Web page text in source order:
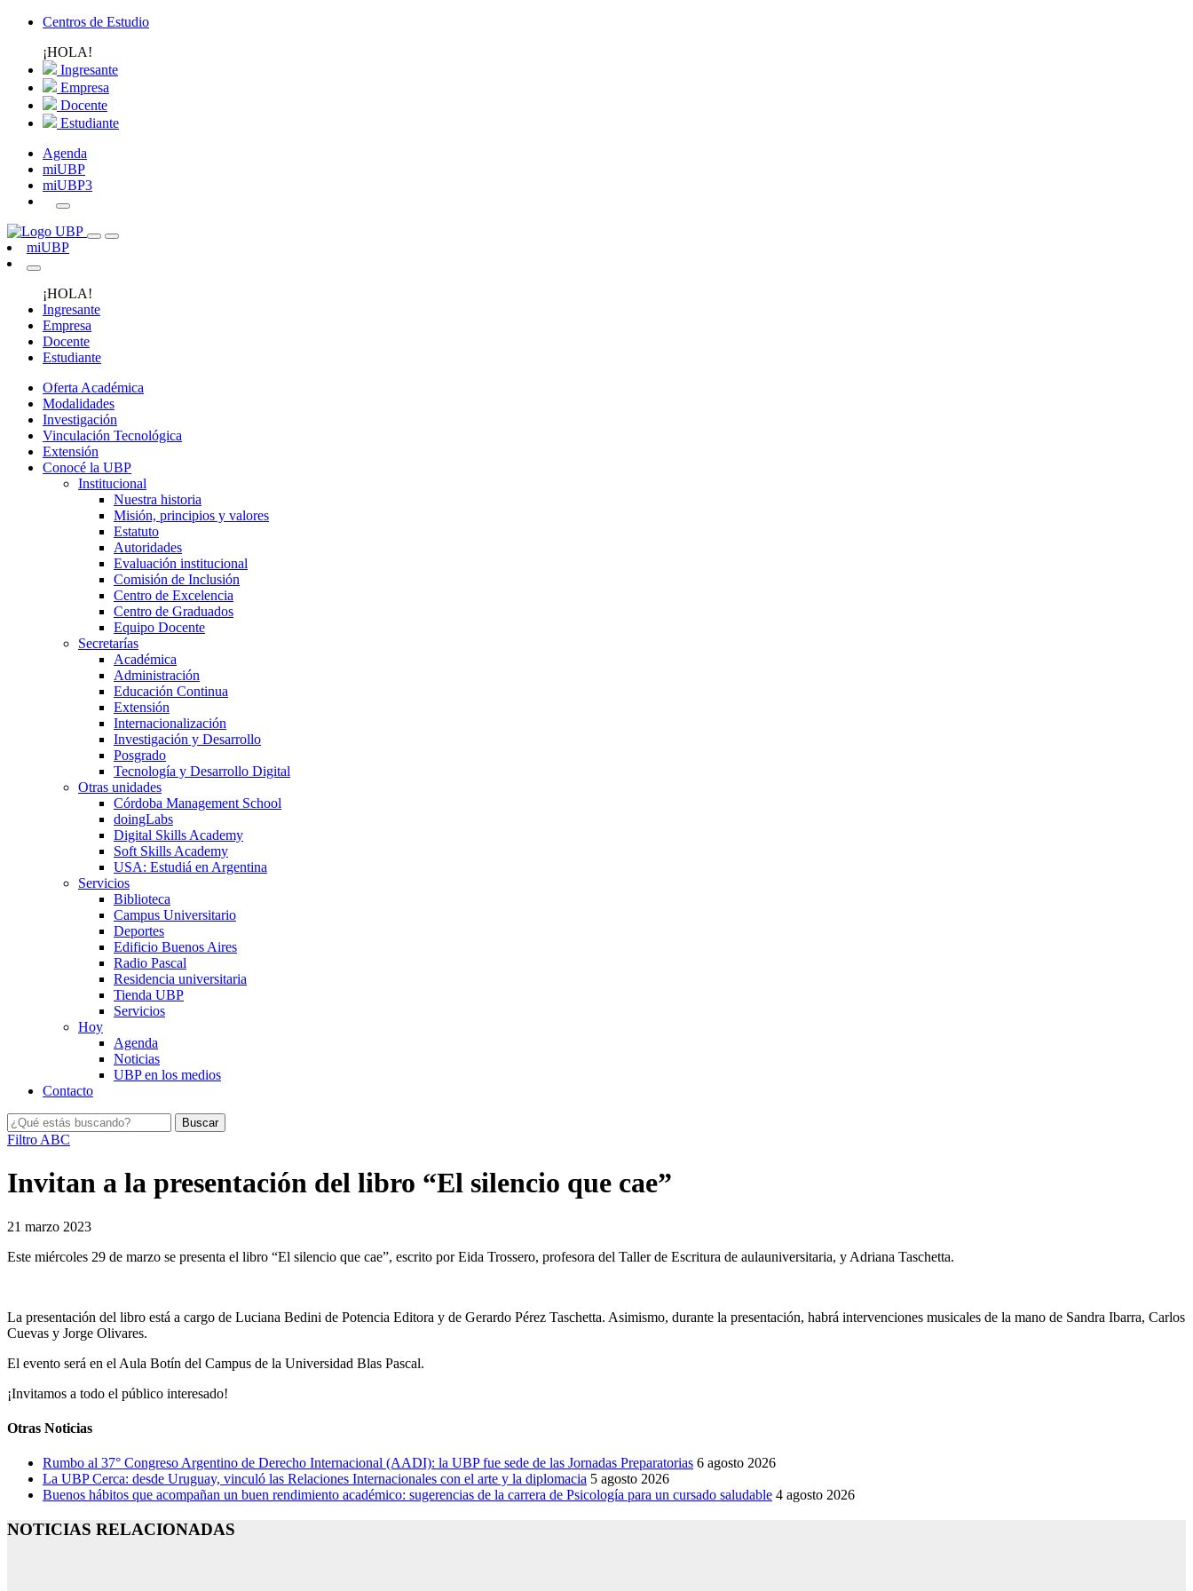
Centros de Estudio
¡HOLA!
Ingresante
Empresa
Docente
Estudiante
Agenda
miUBP
miUBP3
miUBP
¡HOLA!
Ingresante
Empresa
Docente
Estudiante
Oferta Académica
Modalidades
Investigación
Vinculación Tecnológica
Extensión
Conocé la UBP
Institucional
Nuestra historia
Misión, principios y valores
Estatuto
Autoridades
Evaluación institucional
Comisión de Inclusión
Centro de Excelencia
Centro de Graduados
Equipo Docente
Secretarías
Académica
Administración
Educación Continua
Extensión
Internacionalización
Investigación y Desarrollo
Posgrado
Tecnología y Desarrollo Digital
Otras unidades
Córdoba Management School
doingLabs
Digital Skills Academy
Soft Skills Academy
USA: Estudiá en Argentina
Servicios
Biblioteca
Campus Universitario
Deportes
Edificio Buenos Aires
Radio Pascal
Residencia universitaria
Tienda UBP
Servicios
Hoy
Agenda
Noticias
UBP en los medios
Contacto
Filtro ABC
Invitan a la presentación del libro “El silencio que cae”
21 marzo 2023
Este miércoles 29 de marzo se presenta el libro “El silencio que cae”, escrito por Eida Trossero, profesora del Taller de Escritura de aulauniversitaria, y Adriana Taschetta.
La presentación del libro está a cargo de Luciana Bedini de Potencia Editora y de Gerardo Pérez Taschetta. Asimismo, durante la presentación, habrá intervenciones musicales de la mano de Sandra Ibarra, Carlos
Cuevas y Jorge Olivares.
El evento será en el Aula Botín del Campus de la Universidad Blas Pascal.
¡Invitamos a todo el público interesado!
Otras Noticias
Rumbo al 37° Congreso Argentino de Derecho Internacional (AADI): la UBP fue sede de las Jornadas Preparatorias 6 agosto 2026
La UBP Cerca: desde Uruguay, vinculó las Relaciones Internacionales con el arte y la diplomacia 5 agosto 2026
Buenos hábitos que acompañan un buen rendimiento académico: sugerencias de la carrera de Psicología para un cursado saludable 4 agosto 2026
NOTICIAS RELACIONADAS